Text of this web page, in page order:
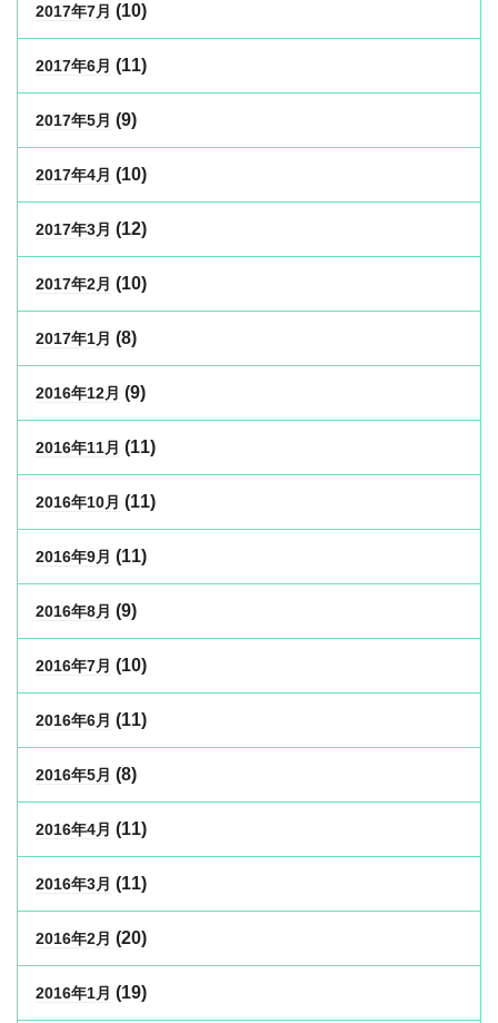
2017年7月 (10)
2017年6月 (11)
2017年5月 (9)
2017年4月 (10)
2017年3月 (12)
2017年2月 (10)
2017年1月 (8)
2016年12月 (9)
2016年11月 (11)
2016年10月 (11)
2016年9月 (11)
2016年8月 (9)
2016年7月 (10)
2016年6月 (11)
2016年5月 (8)
2016年4月 (11)
2016年3月 (11)
2016年2月 (20)
2016年1月 (19)